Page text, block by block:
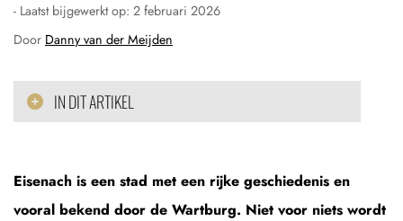
- Laatst bijgewerkt op: 2 februari 2026
Door Danny van der Meijden
IN DIT ARTIKEL
Eisenach is een stad met een rijke geschiedenis en
vooral bekend door de Wartburg. Niet voor niets wordt